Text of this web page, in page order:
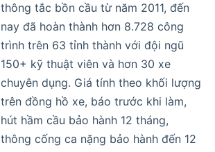
thông tắc bồn cầu từ năm 2011, đến
nay đã hoàn thành hơn 8.728 công
trình trên 63 tỉnh thành với đội ngũ
150+ kỹ thuật viên và hơn 30 xe
chuyên dụng. Giá tính theo khối lượng
trên đồng hồ xe, báo trước khi làm,
hút hầm cầu bảo hành 12 tháng,
thông cống ca nặng bảo hành đến 12